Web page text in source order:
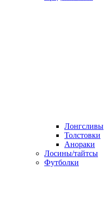
Лонгсливы
Толстовки
Анораки
Лосины/тайтсы
Футболки